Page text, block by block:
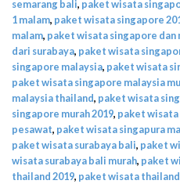
semarang bali, paket wisata
1 malam, paket wisata singapore
malam, paket wisata singapore dan
dari surabaya, paket wisata
singapore malaysia, paket wisata
paket wisata singapore malaysia
malaysia thailand, paket wisata
singapore murah 2019, paket
pesawat, paket wisata singapura
paket wisata surabaya bali, paket
wisata surabaya bali murah, paket
thailand 2019, paket wisata thailand